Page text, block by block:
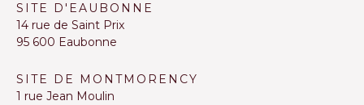
SITE D'EAUBONNE
14 rue de Saint Prix
95 600 Eaubonne
SITE DE MONTMORENCY
1 rue Jean Moulin